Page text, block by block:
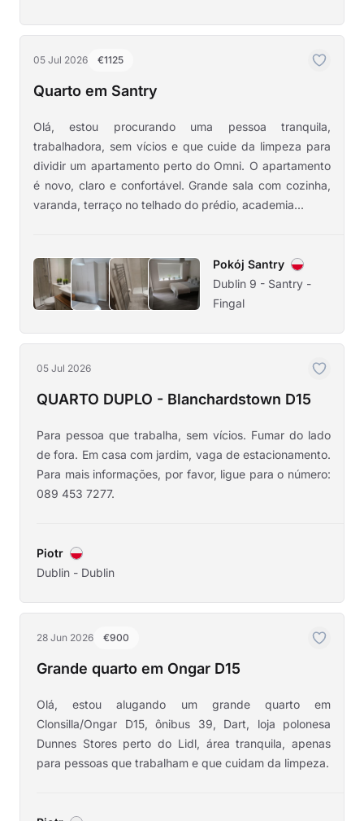
05 Jul 2026 €1125
Quarto em Santry
Olá, estou procurando uma pessoa tranquila,
trabalhadora, sem vícios e que cuide da limpeza para
dividir um apartamento perto do Omni. O apartamento
é novo, claro e confortável. Grande sala com cozinha,
varanda, terraço no telhado do prédio, academia...
Pokój Santry
Dublin 9 - Santry -
Fingal
05 Jul 2026
QUARTO DUPLO - Blanchardstown D15
Para pessoa que trabalha, sem vícios. Fumar do lado
de fora. Em casa com jardim, vaga de estacionamento.
Para mais informações, por favor, ligue para o número:
089 453 7277.
Piotr
Dublin - Dublin
28 Jun 2026 €900
Grande quarto em Ongar D15
Olá, estou alugando um grande quarto em
Clonsilla/Ongar D15, ônibus 39, Dart, loja polonesa
Dunnes Stores perto do Lidl, área tranquila, apenas
para pessoas que trabalham e que cuidam da limpeza.